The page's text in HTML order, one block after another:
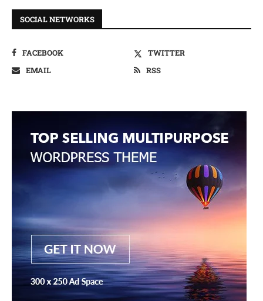
SOCIAL NETWORKS
FACEBOOK
TWITTER
EMAIL
RSS